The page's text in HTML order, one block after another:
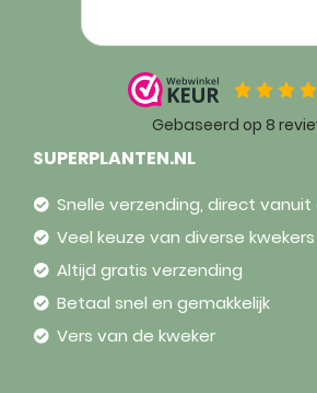
SUPERPLANTEN.NL
Snelle verzending, direct vanuit
Veel keuze van diverse kwekers
Altijd gratis verzending
Betaal snel en gemakkelijk
Vers van de kweker